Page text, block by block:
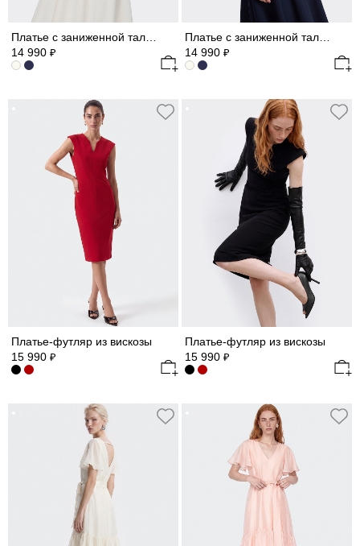
Платье с заниженной талией (Р158)
14 990 ₽
Платье с заниженной талией (Р158)
14 990 ₽
Платье-футляр из вискозы
15 990 ₽
Платье-футляр из вискозы
15 990 ₽